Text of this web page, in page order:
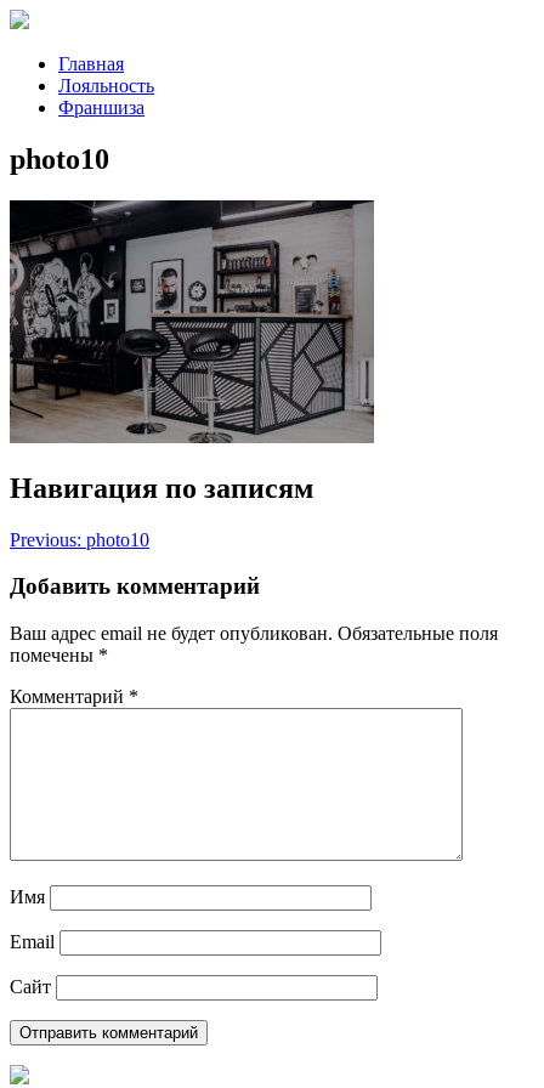
Главная
Лояльность
Франшиза
photo10
Навигация по записям
Previous: photo10
Добавить комментарий
Ваш адрес email не будет опубликован. Обязательные поля
помечены *
Комментарий *
Имя
Email
Сайт